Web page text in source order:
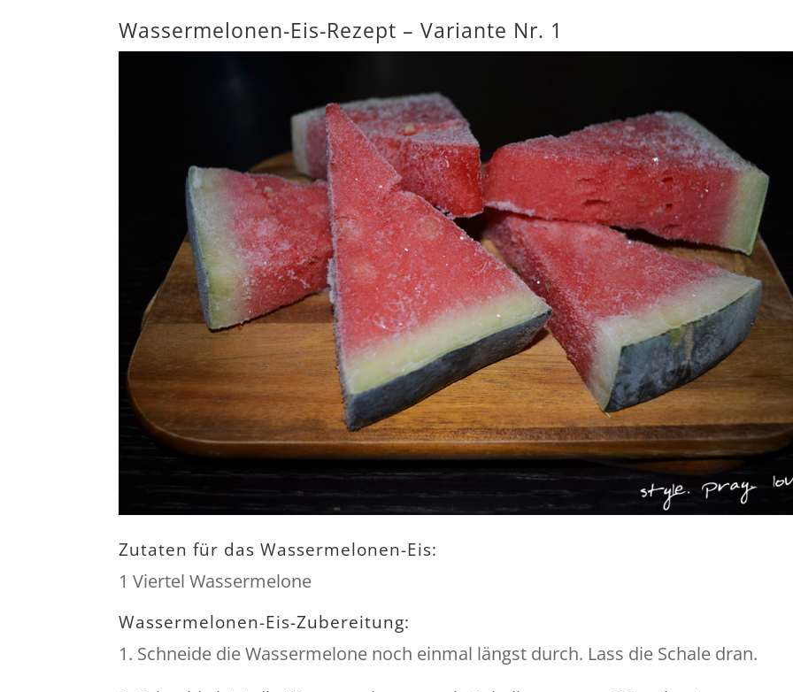
Wassermelonen-Eis-Rezept – Variante Nr. 1
Zutaten für das Wassermelonen-Eis:
1 Viertel Wassermelone
Wassermelonen-Eis-Zubereitung:
1. Schneide die Wassermelone noch einmal längst durch. Lass die Schale dran.